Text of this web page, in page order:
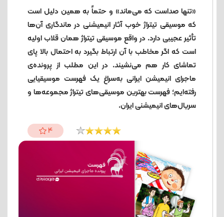
«تنها صداست که می‌ماند» و حتماً به همین دلیل است
که موسیقی تیتراژ خوب آثار انیمیشنی در ماندگاری آن‌ها
تأثیر عجیبی دارد. در واقع موسیقی تیتراژ همان قلاب اولیه
است که اگر مخاطب با آن ارتباط بگیرد به احتمال بالا پای
تماشای کار هم می‌نشیند. در این مطلب از پرونده‌ی
ماجرای انیمیشن ایرانی به‌سراغ یک فهرست موسیقیایی
رفته‌ایم؛ فهرست بهترین موسیقی‌های تیتراژ مجموعه‌ها و
سریال‌های انیمیشنی ایران.
4